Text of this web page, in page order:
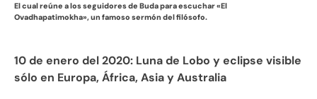
El cual reúne a los seguidores de Buda para escuchar «El
Ovadhapatimokha», un famoso sermón del filósofo.
10 de enero del 2020: Luna de Lobo y eclipse visible
sólo en Europa, África, Asia y Australia